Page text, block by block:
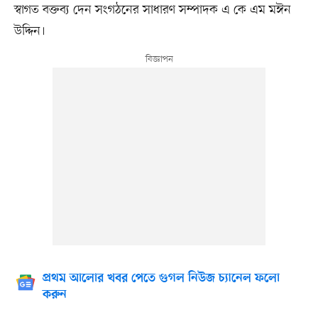
স্বাগত বক্তব্য দেন সংগঠনের সাধারণ সম্পাদক এ কে এম মঈন
উদ্দিন।
প্রথম আলোর খবর পেতে গুগল নিউজ চ্যানেল ফলো
করুন